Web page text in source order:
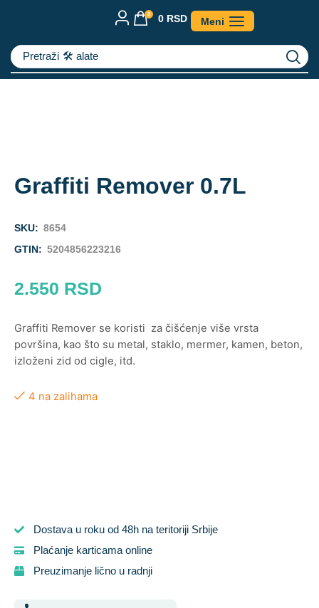
0 0 RSD Meni
Pretraži 🛠️ alate
Graffiti Remover 0.7L
SKU: 8654
GTIN: 5204856223216
2.550 RSD
Graffiti Remover se koristi za čišćenje više vrsta
površina, kao što su metal, staklo, mermer, kamen, beton,
izloženi zid od cigle, itd.
4 na zalihama
Dostava u roku od 48h na teritoriji Srbije
Plaćanje karticama online
Preuzimanje lično u radnji